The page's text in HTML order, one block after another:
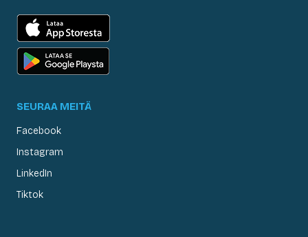
SEURAA MEITÄ
Facebook
Instagram
LinkedIn
Tiktok